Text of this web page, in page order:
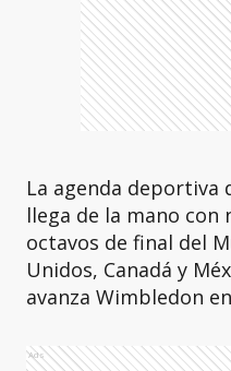
La agenda deportiva
llega de la mano con
octavos de final del
Unidos, Canadá y
avanza Wimbledon
Ads